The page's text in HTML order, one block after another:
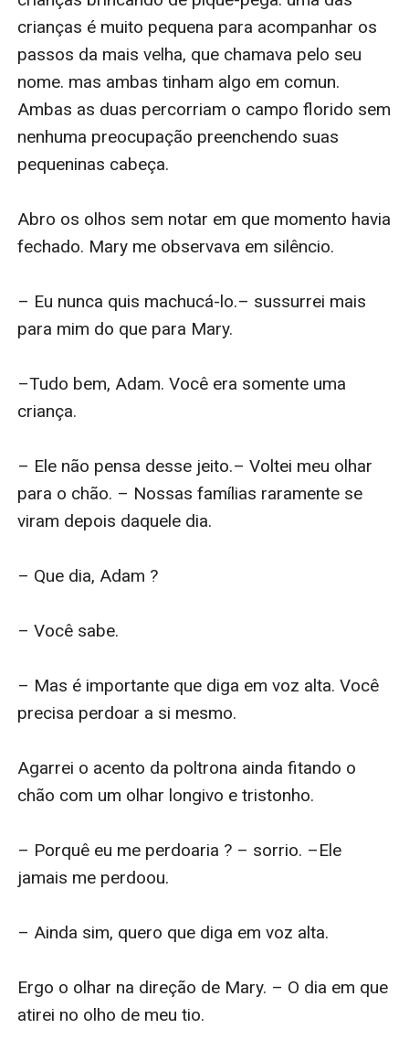
crianças é muito pequena para acompanhar os
passos da mais velha, que chamava pelo seu
nome. mas ambas tinham algo em comun.
Ambas as duas percorriam o campo florido sem
nenhuma preocupação preenchendo suas
pequeninas cabeça.
Abro os olhos sem notar em que momento havia
fechado. Mary me observava em silêncio.
– Eu nunca quis machucá-lo.– sussurrei mais
para mim do que para Mary.
–Tudo bem, Adam. Você era somente uma
criança.
– Ele não pensa desse jeito.– Voltei meu olhar
para o chão. – Nossas famílias raramente se
viram depois daquele dia.
– Que dia, Adam ?
– Você sabe.
– Mas é importante que diga em voz alta. Você
precisa perdoar a si mesmo.
Agarrei o acento da poltrona ainda fitando o
chão com um olhar longivo e tristonho.
– Porquê eu me perdoaria ? – sorrio. –Ele
jamais me perdoou.
– Ainda sim, quero que diga em voz alta.
Ergo o olhar na direção de Mary. – O dia em que
atirei no olho de meu tio.